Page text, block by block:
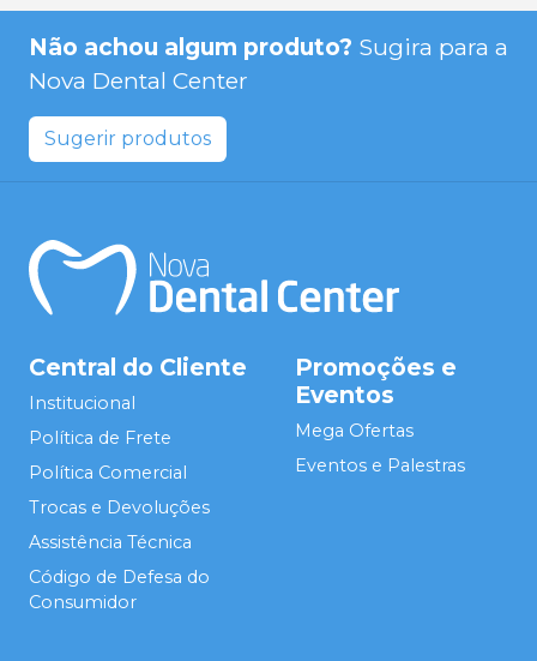
Não achou algum produto? Sugira para a
Nova Dental Center
Sugerir produtos
Central do Cliente
Institucional
Política de Frete
Política Comercial
Trocas e Devoluções
Assistência Técnica
Código de Defesa do
Consumidor
Promoções e
Eventos
Mega Ofertas
Eventos e Palestras